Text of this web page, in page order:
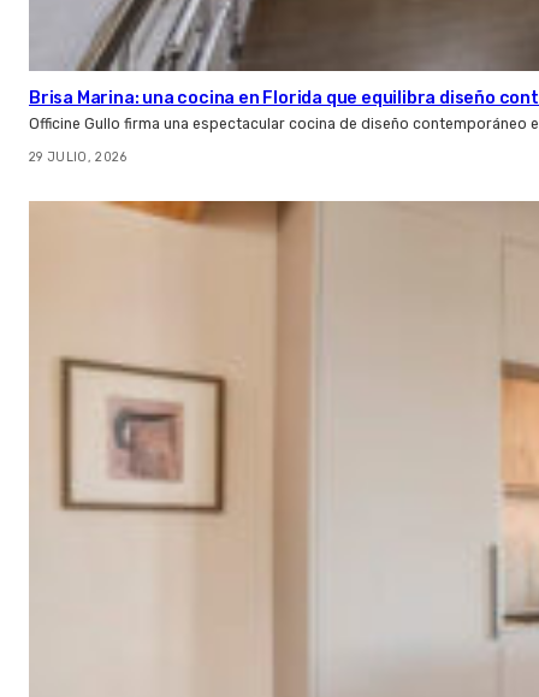
Brisa Marina: una cocina en Florida que equilibra diseño
Officine Gullo firma una espectacular cocina de diseño contemporáneo
29 JULIO, 2026